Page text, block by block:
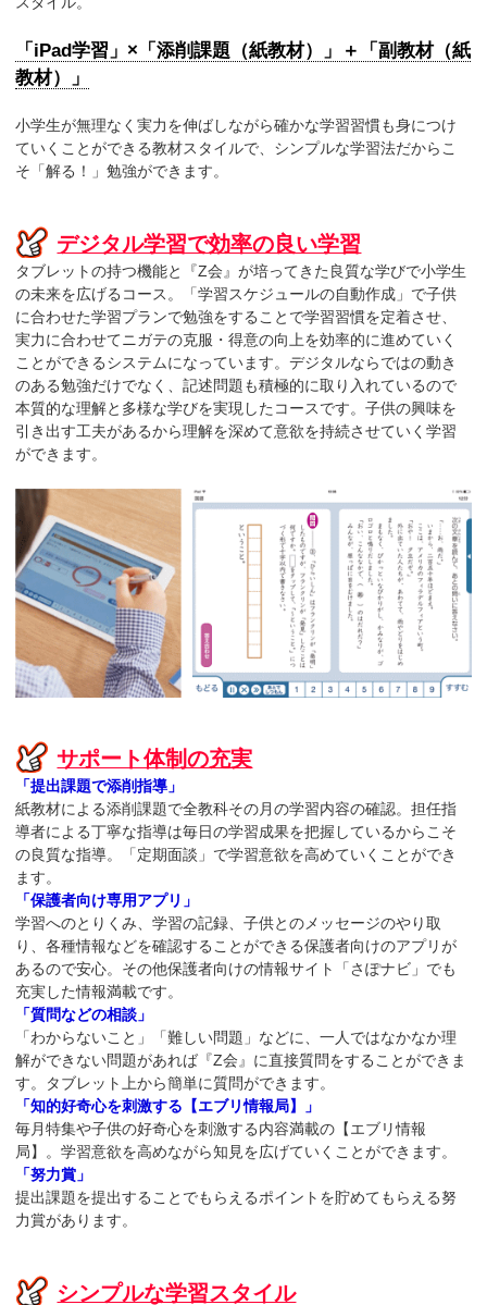
「iPad学習」×「添削課題（紙教材）」＋「副教材（紙
教材）」
小学生が無理なく実力を伸ばしながら確かな学習習慣も身につけ
ていくことができる教材スタイルで、シンプルな学習法だからこ
そ「解る！」勉強ができます。
デジタル学習で効率の良い学習
タブレットの持つ機能と『Z会』が培ってきた良質な学びで小学生
の未来を広げるコース。「学習スケジュールの自動作成」で子供
に合わせた学習プランで勉強をすることで学習習慣を定着させ、
実力に合わせてニガテの克服・得意の向上を効率的に進めていく
ことができるシステムになっています。デジタルならではの動き
のある勉強だけでなく、記述問題も積極的に取り入れているので
本質的な理解と多様な学びを実現したコースです。子供の興味を
引き出す工夫があるから理解を深めて意欲を持続させていく学習
ができます。
サポート体制の充実
「提出課題で添削指導」
紙教材による添削課題で全教科その月の学習内容の確認。担任指
導者による丁寧な指導は毎日の学習成果を把握しているからこそ
の良質な指導。「定期面談」で学習意欲を高めていくことができ
ます。
「保護者向け専用アプリ」
学習へのとりくみ、学習の記録、子供とのメッセージのやり取
り、各種情報などを確認することができる保護者向けのアプリが
あるので安心。その他保護者向けの情報サイト「さぽナビ」でも
充実した情報満載です。
「質問などの相談」
「わからないこと」「難しい問題」などに、一人ではなかなか理
解ができない問題があれば『Z会』に直接質問をすることができま
す。タブレット上から簡単に質問ができます。
「知的好奇心を刺激する【エブリ情報局】」
毎月特集や子供の好奇心を刺激する内容満載の【エブリ情報
局】。学習意欲を高めながら知見を広げていくことができます。
「努力賞」
提出課題を提出することでもらえるポイントを貯めてもらえる努
力賞があります。
シンプルな学習スタイル